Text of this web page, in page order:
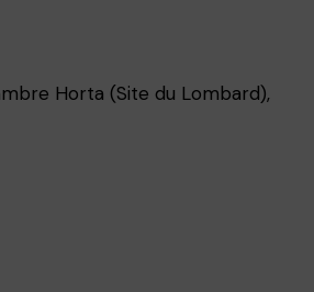
Horta (Site du Lombard),